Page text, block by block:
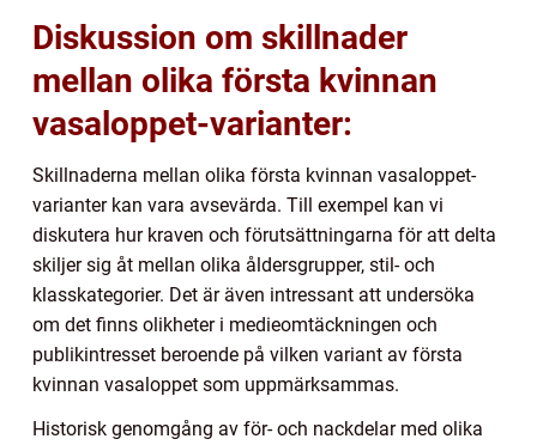
Diskussion om skillnader
mellan olika första kvinnan
vasaloppet-varianter:
Skillnaderna mellan olika första kvinnan vasaloppet-
varianter kan vara avsevärda. Till exempel kan vi
diskutera hur kraven och förutsättningarna för att delta
skiljer sig åt mellan olika åldersgrupper, stil- och
klasskategorier. Det är även intressant att undersöka
om det finns olikheter i medieomtäckningen och
publikintresset beroende på vilken variant av första
kvinnan vasaloppet som uppmärksammas.
Historisk genomgång av för- och nackdelar med olika